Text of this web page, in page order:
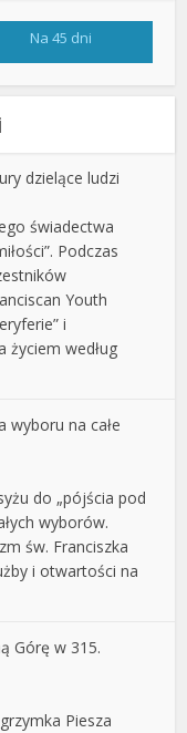
Na 45 dni
dzielące ludzi
świadectwa
Podczas
Youth
i
życiem według
wyboru na całe
do „pójścia pod
wyborów.
św. Franciszka
i otwartości na
Górę w 315.
Piesza